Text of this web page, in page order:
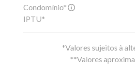
Condomínio*
IPTU*
*Valores sujeitos à
**Valores